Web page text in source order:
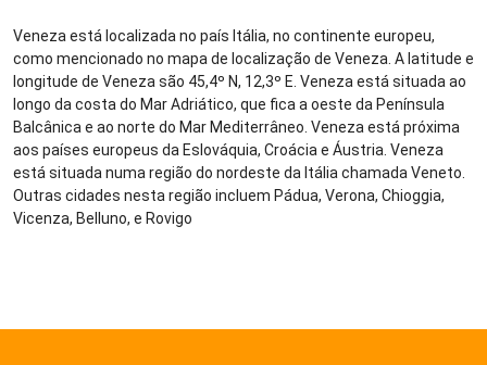
Veneza está localizada no país Itália, no continente europeu,
como mencionado no mapa de localização de Veneza. A latitude e
longitude de Veneza são 45,4º N, 12,3º E. Veneza está situada ao
longo da costa do Mar Adriático, que fica a oeste da Península
Balcânica e ao norte do Mar Mediterrâneo. Veneza está próxima
aos países europeus da Eslováquia, Croácia e Áustria. Veneza
está situada numa região do nordeste da Itália chamada Veneto.
Outras cidades nesta região incluem Pádua, Verona, Chioggia,
Vicenza, Belluno, e Rovigo